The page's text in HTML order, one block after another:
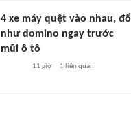
4 xe máy quệt vào nhau, đổ
như domino ngay trước
mũi ô tô
11 giờ 1 liên quan